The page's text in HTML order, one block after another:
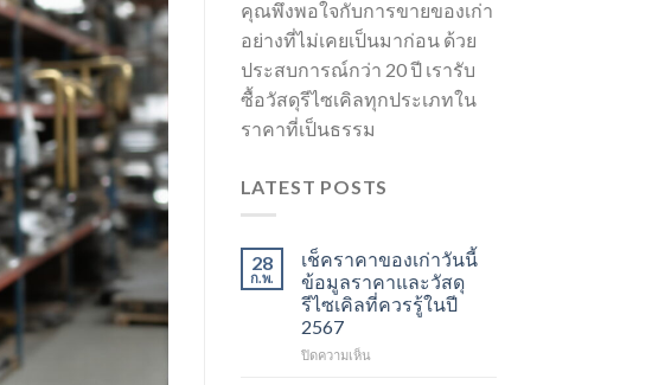
คุณพึงพอใจกับการขายของเก่า
อย่างที่ไม่เคยเป็นมาก่อน ด้วย
ประสบการณ์กว่า 20 ปี เรารับ
ซื้อวัสดุรีไซเคิลทุกประเภทใน
ราคาที่เป็นธรรม
LATEST POSTS
28
ก.พ.
เช็คราคาของเก่าวันนี้
ข้อมูลราคาและวัสดุ
รีไซเคิลที่ควรรู้ในปี
2567
ปิดความเห็นบน